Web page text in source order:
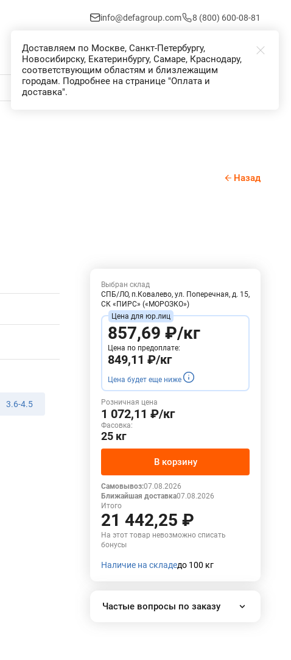
info@defagroup.com 8 (800) 600-08-81
Избранное Корзина Войти
Назад
3.6-4.5
Выбран склад
СПБ/ЛО, п.Ковалево, ул. Поперечная, д. 15,
СК «ПИРС» («МОРОЗКО»)
857,69 ₽/кг
Цена по предоплате:
849,11 ₽/кг
Цена будет еще ниже
Розничная цена
1 072,11 ₽/кг
Фасовка:
25 кг
В корзину
Самовывоз:07.08.2026
Ближайшая доставка07.08.2026
Итого
21 442,25 ₽
На этот товар невозможно списать
бонусы
Наличие на складедо 100 кг
Частые вопросы по заказу
Доставляем по Москве, Санкт-Петербургу,
Новосибирску, Екатеринбургу, Самаре, Краснодару,
соответствующим областям и близлежащим
городам. Подробнее на странице "Оплата и
доставка".